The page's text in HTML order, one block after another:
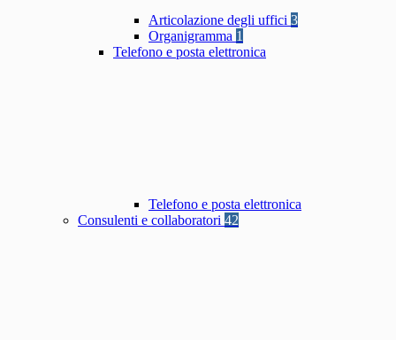
Articolazione degli uffici 3
Organigramma 1
Telefono e posta elettronica
Telefono e posta elettronica
Consulenti e collaboratori 42